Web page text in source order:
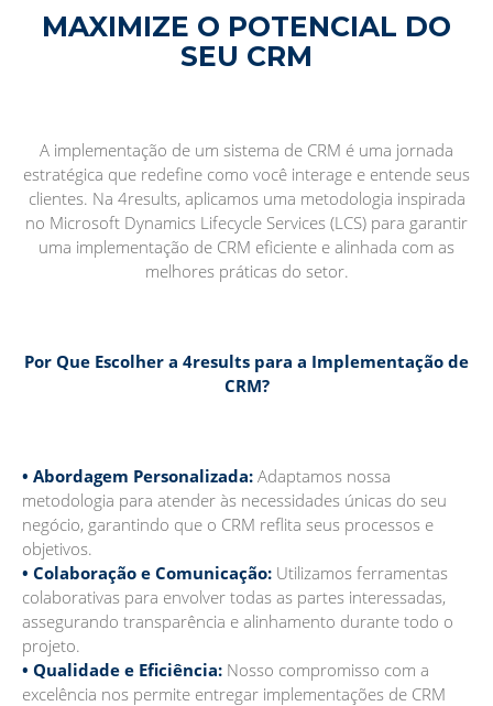
MAXIMIZE O POTENCIAL DO
SEU CRM
A implementação de um sistema de CRM é uma jornada
estratégica que redefine como você interage e entende seus
clientes. Na 4results, aplicamos uma metodologia inspirada
no Microsoft Dynamics Lifecycle Services (LCS) para garantir
uma implementação de CRM eficiente e alinhada com as
melhores práticas do setor.
Por Que Escolher a 4results para a Implementação de
CRM?
• Abordagem Personalizada: Adaptamos nossa
metodologia para atender às necessidades únicas do seu
negócio, garantindo que o CRM reflita seus processos e
objetivos.
• Colaboração e Comunicação: Utilizamos ferramentas
colaborativas para envolver todas as partes interessadas,
assegurando transparência e alinhamento durante todo o
projeto.
• Qualidade e Eficiência: Nosso compromisso com a
excelência nos permite entregar implementações de CRM